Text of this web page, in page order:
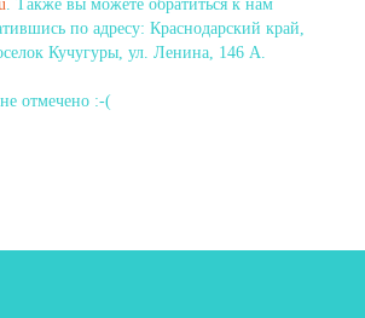
. Также вы можете обратиться к нам
по адресу: Краснодарский край,
Кучугуры, ул. Ленина, 146 А.
отмечено :-(